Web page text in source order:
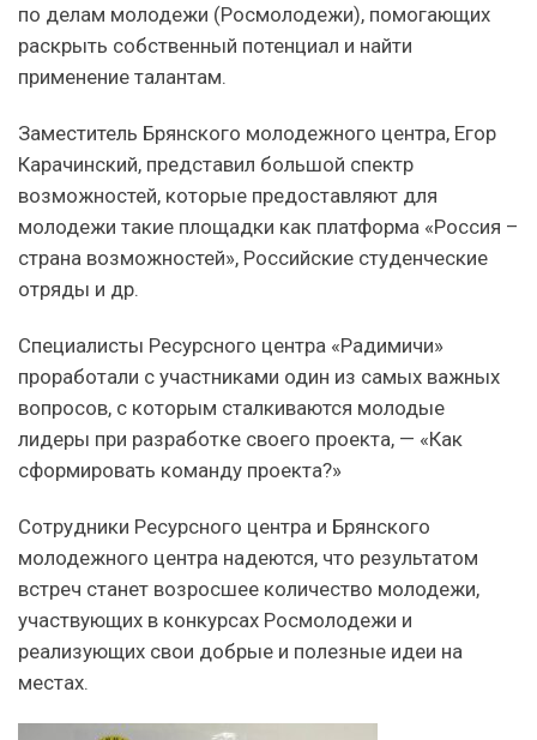
по делам молодежи (Росмолодежи), помогающих
раскрыть собственный потенциал и найти
применение талантам.
Заместитель Брянского молодежного центра, Егор
Карачинский, представил большой спектр
возможностей, которые предоставляют для
молодежи такие площадки как платформа «Россия –
страна возможностей», Российские студенческие
отряды и др.
Специалисты Ресурсного центра «Радимичи»
проработали с участниками один из самых важных
вопросов, с которым сталкиваются молодые
лидеры при разработке своего проекта, — «Как
сформировать команду проекта?»
Сотрудники Ресурсного центра и Брянского
молодежного центра надеются, что результатом
встреч станет возросшее количество молодежи,
участвующих в конкурсах Росмолодежи и
реализующих свои добрые и полезные идеи на
местах.